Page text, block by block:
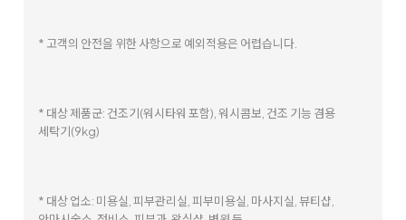
[UP 가전]